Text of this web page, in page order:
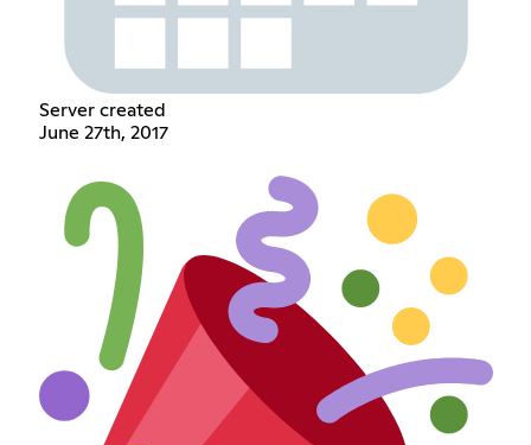
Server created
June 27th, 2017